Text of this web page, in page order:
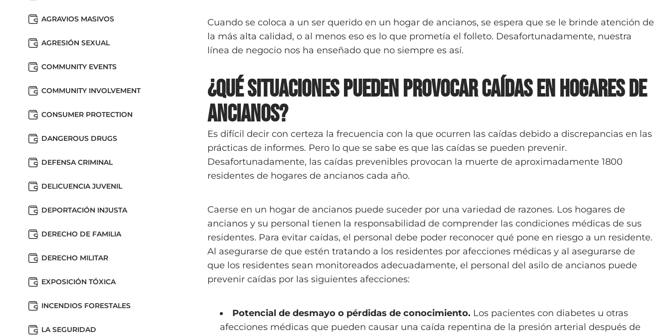
AGRAVIOS MASIVOS
AGRESIÓN SEXUAL
COMMUNITY EVENTS
COMMUNITY INVOLVEMENT
CONSUMER PROTECTION
DANGEROUS DRUGS
DEFENSA CRIMINAL
DELICUENCIA JUVENIL
DEPORTACIÓN INJUSTA
DERECHO DE FAMILIA
DERECHO MILITAR
EXPOSICIÓN TÓXICA
INCENDIOS FORESTALES
LA SEGURIDAD
Cuando se coloca a un ser querido en un hogar de ancianos, se espera que se le brinde atención de
la más alta calidad, o al menos eso es lo que prometía el folleto. Desafortunadamente, nuestra
línea de negocio nos ha enseñado que no siempre es así.
¿Qué situaciones pueden provocar caídas en hogares de
ancianos?
Es difícil decir con certeza la frecuencia con la que ocurren las caídas debido a discrepancias en las
prácticas de informes. Pero lo que se sabe es que las caídas se pueden prevenir.
Desafortunadamente, las caídas prevenibles provocan la muerte de aproximadamente 1800
residentes de hogares de ancianos cada año.
Caerse en un hogar de ancianos puede suceder por una variedad de razones. Los hogares de
ancianos y su personal tienen la responsabilidad de comprender las condiciones médicas de sus
residentes. Para evitar caídas, el personal debe poder reconocer qué pone en riesgo a un residente.
Al asegurarse de que estén tratando a los residentes por afecciones médicas y al asegurarse de
que los residentes sean monitoreados adecuadamente, el personal del asilo de ancianos puede
prevenir caídas por las siguientes afecciones:
Potencial de desmayo o pérdidas de conocimiento. Los pacientes con diabetes u otras
afecciones médicas que pueden causar una caída repentina de la presión arterial después de